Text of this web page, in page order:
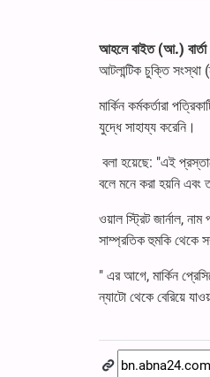
আহলে বাইত (আ.)
আটলান্টিক চুক্তি সংস্থা
মার্কিন কর্মকর্তারা
যুদ্ধে সাহায্য করেনি।
বলা হয়েছে: "এই
বলে মনে করা হয়নি এবং
ওয়াল স্ট্রিট জার্নাল,
সাম্প্রতিক হুমকি থেকে
" এর আগে, মার্কিন
ন্যাটো থেকে বেরিয়ে